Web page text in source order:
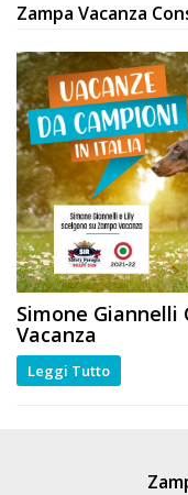
Zampa Vacanza
Simone Giannelli
Vacanza
Leggi Tutto